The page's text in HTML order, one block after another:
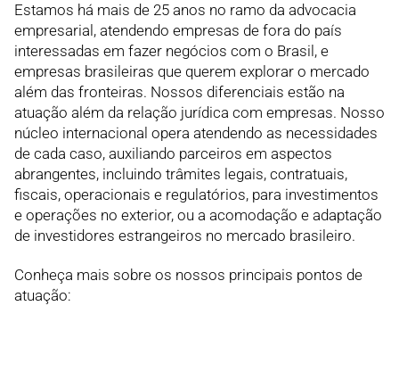
Estamos há mais de 25 anos no ramo da advocacia
empresarial, atendendo empresas de fora do país
interessadas em fazer negócios com o Brasil, e
empresas brasileiras que querem explorar o mercado
além das fronteiras. Nossos diferenciais estão na
atuação além da relação jurídica com empresas. Nosso
núcleo internacional opera atendendo as necessidades
de cada caso, auxiliando parceiros em aspectos
abrangentes, incluindo trâmites legais, contratuais,
fiscais, operacionais e regulatórios, para investimentos
e operações no exterior, ou a acomodação e adaptação
de investidores estrangeiros no mercado brasileiro.
Conheça mais sobre os nossos principais pontos de
atuação: